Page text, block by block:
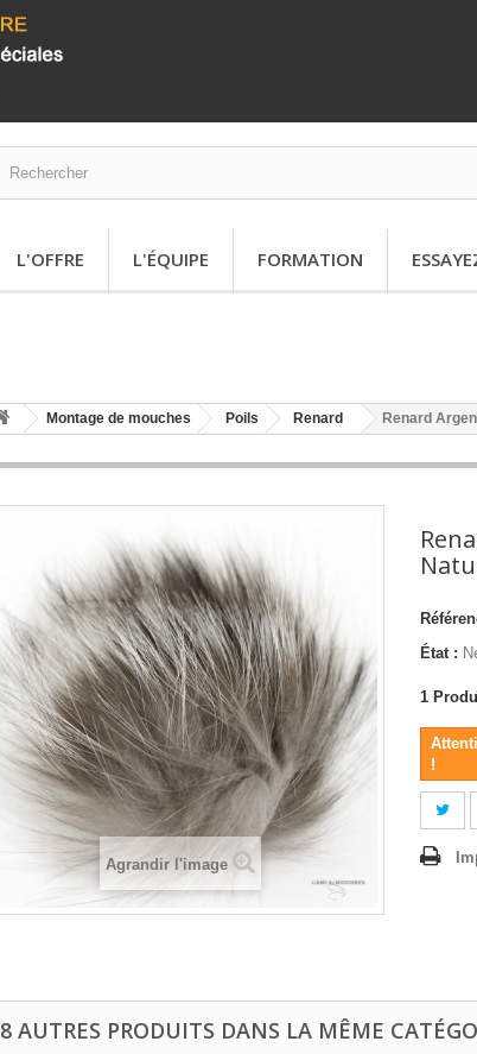
L'OFFRE L'ÉQUIPE FORMATION
Montage de mouches Poils Renard Renard
Agrandir l'image
État :
1
!
8 AUTRES PRODUITS DANS LA MÊME